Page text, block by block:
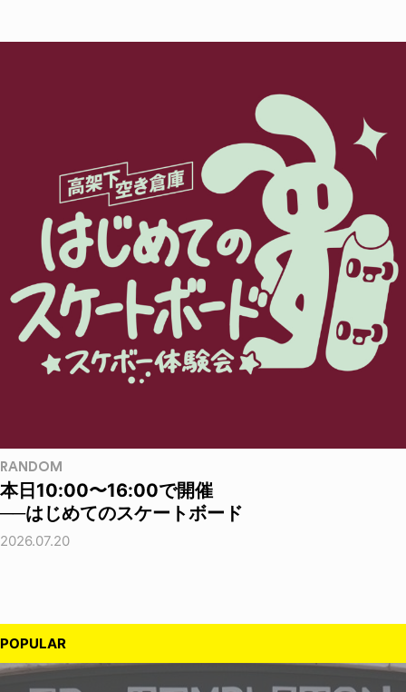
RANDOM
本日10:00〜16:00で開催
──はじめてのスケートボード
2026.07.20
POPULAR